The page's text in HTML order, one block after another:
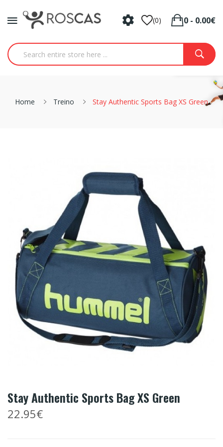
(0) 0 - 0.00€
Home Treino Stay Authentic Sports Bag XS Green
Stay Authentic Sports Bag XS Green
22.95€